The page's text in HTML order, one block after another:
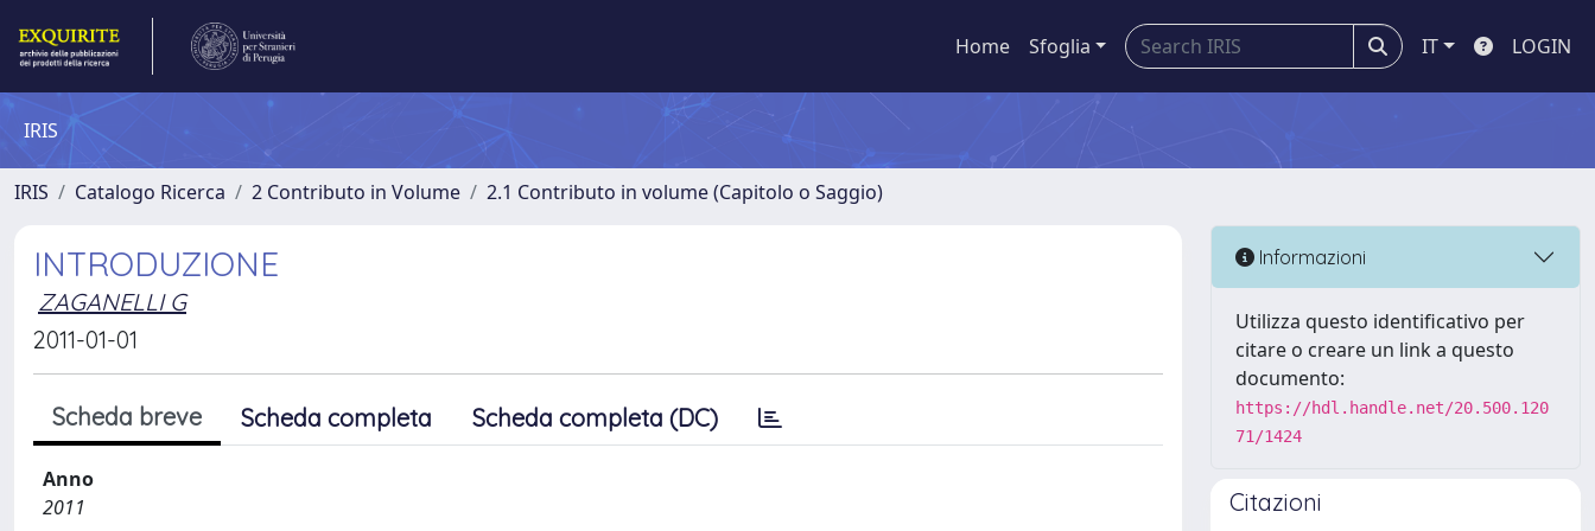
Home Sfoglia IT LOGIN
IRIS
IRIS Catalogo Ricerca 2 Contributo in Volume 2.1 Contributo in volume (Capitolo o Saggio)
INTRODUZIONE
ZAGANELLI G
2011-01-01
Scheda breve Scheda completa Scheda completa (DC)
Anno
2011
Informazioni
Utilizza questo identificativo per
citare o creare un link a questo
documento:
https://hdl.handle.net/20.500.120
71/1424
Citazioni